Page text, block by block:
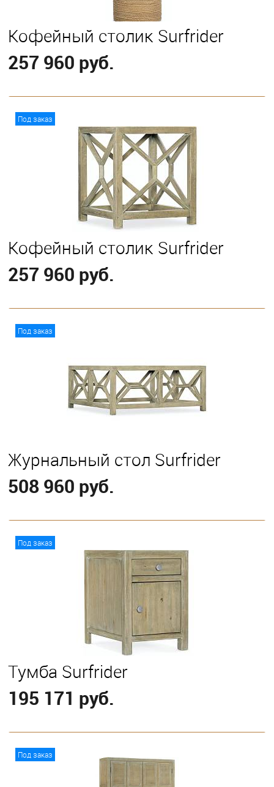
Кофейный столик Surfrider
257 960 руб.
Под заказ
Кофейный столик Surfrider
257 960 руб.
Под заказ
Журнальный стол Surfrider
508 960 руб.
Под заказ
Тумба Surfrider
195 171 руб.
Под заказ